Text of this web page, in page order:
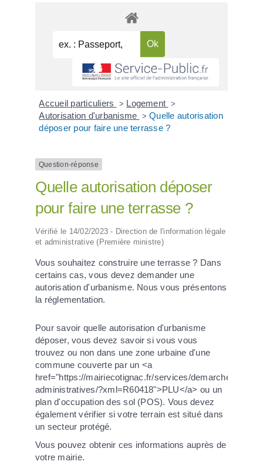
Accueil particuliers > Logement >
Autorisation d'urbanisme > Quelle autorisation
déposer pour faire une terrasse ?
Question-réponse
Quelle autorisation déposer
pour faire une terrasse ?
Vérifié le 14/02/2023 - Direction de l'information légale
et administrative (Première ministre)
Vous souhaitez construire une terrasse ? Dans
certains cas, vous devez demander une
autorisation d'urbanisme. Nous vous présentons
la réglementation.
Pour savoir quelle autorisation d'urbanisme
déposer, vous devez savoir si vous vous
trouvez ou non dans une zone urbaine d'une
commune couverte par un <a
href="https://mairiecotignac.fr/services/demarches-
administratives/?xml=R60418">PLU</a> ou un
plan d'occupation des sol (POS). Vous devez
également vérifier si votre terrain est situé dans
un secteur protégé.
Vous pouvez obtenir ces informations auprès de
votre mairie.